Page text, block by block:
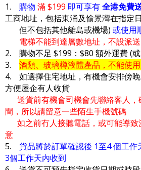
1. 購物 滿 $199 即可享有全港免費
工商地址，包括東涌及愉景灣在指定
但不包括其他離島或機場) 或使用
電梯不能到達層數地址，不設派送
2. 購物不足 $199：$80 額外運費 (
3. 酒類、玻璃樽液體產品，不能使
4. 如選擇住宅地址，有機會安排傍晚
方便屋企有人收貨
送貨前有機會司機會先聯絡客人
間，所以請留意一些陌生手機號碼
如之前冇人接聽電話，或可能導致
意
5. 貨品將於訂單確認後 1至4 個工
3個工作天內收到